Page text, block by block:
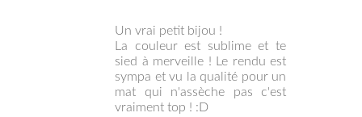
Un vrai petit bijou !
La couleur est sublime et te
sied à merveille ! Le rendu est
sympa et vu la qualité pour un
mat qui n'assèche pas c'est
vraiment top ! :D